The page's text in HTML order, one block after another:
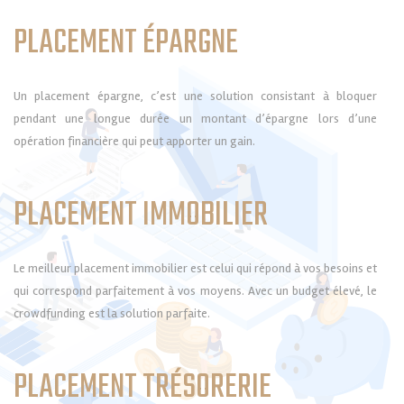
PLACEMENT ÉPARGNE
Un placement épargne, c’est une solution consistant à bloquer
pendant une longue durée un montant d’épargne lors d’une
opération financière qui peut apporter un gain.
PLACEMENT IMMOBILIER
Le meilleur placement immobilier est celui qui répond à vos besoins et
qui correspond parfaitement à vos moyens. Avec un budget élevé, le
crowdfunding est la solution parfaite.
PLACEMENT TRÉSORERIE